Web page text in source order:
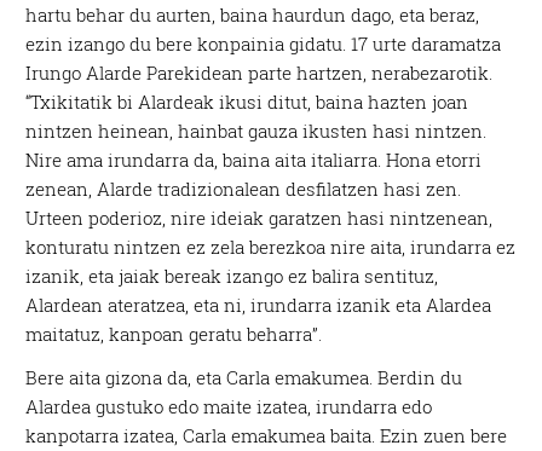
hartu behar du aurten, baina haurdun dago, eta beraz,
ezin izango du bere konpainia gidatu. 17 urte daramatza
Irungo Alarde Parekidean parte hartzen, nerabezarotik.
“Txikitatik bi Alardeak ikusi ditut, baina hazten joan
nintzen heinean, hainbat gauza ikusten hasi nintzen.
Nire ama irundarra da, baina aita italiarra. Hona etorri
zenean, Alarde tradizionalean desfilatzen hasi zen.
Urteen poderioz, nire ideiak garatzen hasi nintzenean,
konturatu nintzen ez zela berezkoa nire aita, irundarra ez
izanik, eta jaiak bereak izango ez balira sentituz,
Alardean ateratzea, eta ni, irundarra izanik eta Alardea
maitatuz, kanpoan geratu beharra”.
Bere aita gizona da, eta Carla emakumea. Berdin du
Alardea gustuko edo maite izatea, irundarra edo
kanpotarra izatea, Carla emakumea baita. Ezin zuen bere